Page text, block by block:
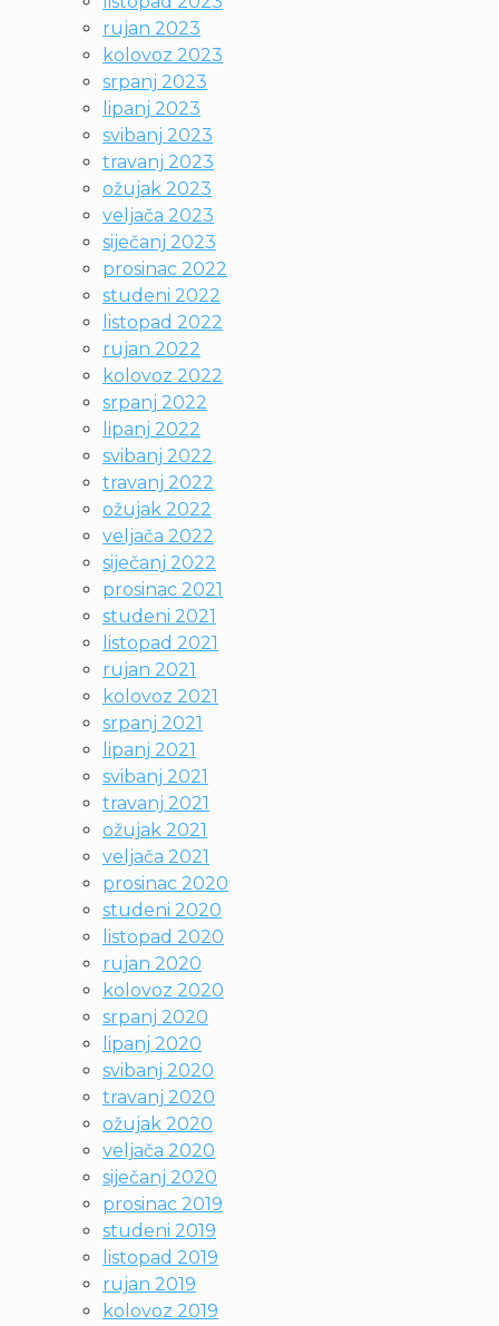
rujan 2023
kolovoz 2023
srpanj 2023
lipanj 2023
svibanj 2023
travanj 2023
ožujak 2023
veljača 2023
siječanj 2023
prosinac 2022
studeni 2022
listopad 2022
rujan 2022
kolovoz 2022
srpanj 2022
lipanj 2022
svibanj 2022
travanj 2022
ožujak 2022
veljača 2022
siječanj 2022
prosinac 2021
studeni 2021
listopad 2021
rujan 2021
kolovoz 2021
srpanj 2021
lipanj 2021
svibanj 2021
travanj 2021
ožujak 2021
veljača 2021
prosinac 2020
studeni 2020
listopad 2020
rujan 2020
kolovoz 2020
srpanj 2020
lipanj 2020
svibanj 2020
travanj 2020
ožujak 2020
veljača 2020
siječanj 2020
prosinac 2019
studeni 2019
listopad 2019
rujan 2019
kolovoz 2019